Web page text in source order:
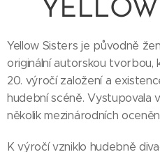
YELLOW
Yellow Sisters je původně
originální autorskou tvorbou,
20. výročí založení a
hudební scéně. Vystupovala
několik mezinárodních
K výročí vzniklo hudebně